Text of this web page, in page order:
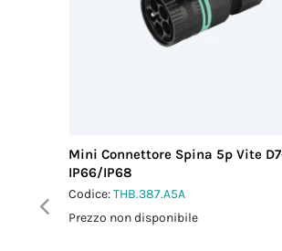
sguainatura
conduttore
(mm)
6.00
Mini Connettore Spina 5p Vite
IP66/IP68
Codice:THB.387.A5A
Prezzo non disponibile